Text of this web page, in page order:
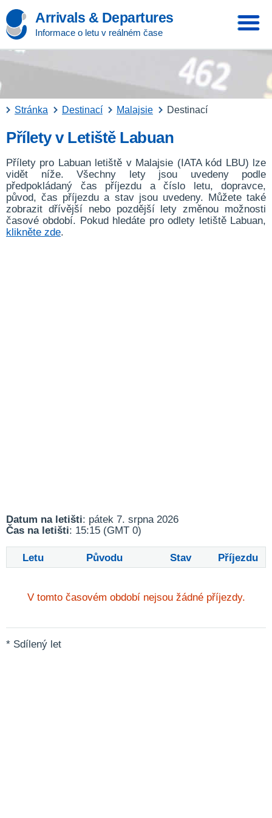
Arrivals & Departures
Informace o letu v reálném čase
Stránka Destinací Malajsie Destinací
Přílety v Letiště Labuan
Přílety pro Labuan letiště v Malajsie (IATA kód LBU) lze
vidět níže. Všechny lety jsou uvedeny podle
předpokládaný čas příjezdu a číslo letu, dopravce,
původ, čas příjezdu a stav jsou uvedeny. Můžete také
zobrazit dřívější nebo pozdější lety změnou možnosti
časové období. Pokud hledáte pro odlety letiště Labuan,
klikněte zde.
Datum na letišti: pátek 7. srpna 2026
Čas na letišti: 15:15 (GMT 0)
Letu Původu Stav Příjezdu
V tomto časovém období nejsou žádné příjezdy.
* Sdílený let